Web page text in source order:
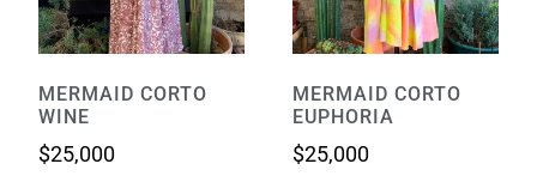
MERMAID CORTO
WINE
$25,000
MERMAID CORTO
EUPHORIA
$25,000